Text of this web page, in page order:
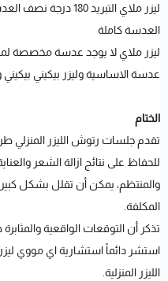
العدسة كاملة
ليزر ملاي لا يوجد عدسة مخصصة
عدسة الاساسية وليزر بيكيني بيكيني
الختام
تقدم جلسات رتوش الليزر المنزلي
للحفاظ على نتائج ازالة الشعر
والمنتظم، يمكن أن تقلل بشكل كبير
المكلفة.
تذكر أن التوقعات الواقعية
استشر دائماً استشارية اي مووي
الليزر المنزلية.